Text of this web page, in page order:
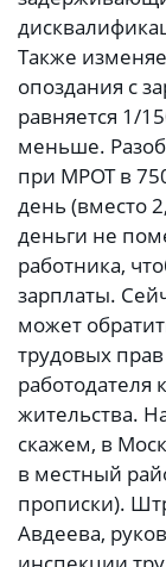
Также
опоздания с
равняется 1/
меньше.
при МРОТ в
день (вместо
деньги не
работника,
зарплаты.
может
трудовых
работодателя
жительства.
скажем, в
в местный
прописки).
Авдеева,